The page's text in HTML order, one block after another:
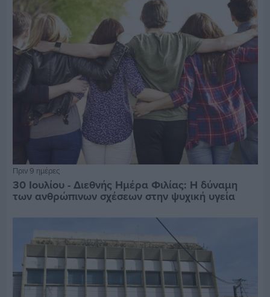
Πριν 9 ημέρες
30 Ιουλίου - Διεθνής Ημέρα Φιλίας: Η δύναμη
των ανθρώπινων σχέσεων στην ψυχική υγεία